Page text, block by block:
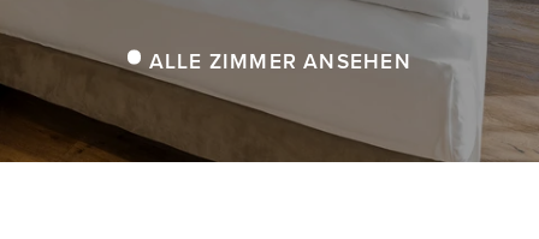
ALLE ZIMMER ANSEHEN